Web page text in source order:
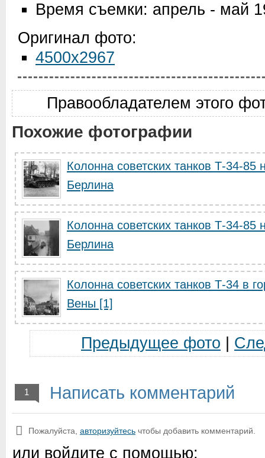
Время съемки: апрель - май
Оригинал фото:
4500x2967
Правообладателем этого
Похожие фотографии
Колонна советских танков Т-34-85
Берлина
Колонна советских танков Т-34-85
Берлина
Колонна советских танков Т-34 в
Вены [1]
Предыдущее фото
1 Написать комментарий
Пожалуйста, авторизуйтесь чтобы добавить комментарий.
или войдите с помощью: